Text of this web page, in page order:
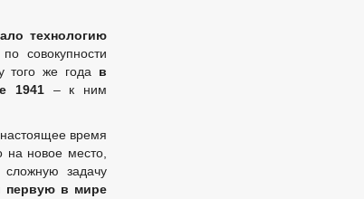
технологию
совокупности
того же года в
1941 – к ним
время
на новое место,
задачу
первую в мире